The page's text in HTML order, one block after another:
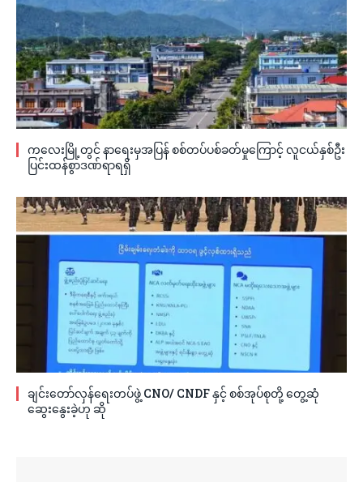
ကလေးမြို့တွင် နာရေးမှအပြန် စစ်တပ်ပစ်ခတ်မှုကြောင့် လူငယ်နှစ်ဦး
ပြင်းထန်စွာဒဏ်ရာရရှိ
ချင်းတော်လှန်ရေးတပ်ဖွဲ့ CNO/ CNDF နှင့် စစ်အုပ်စုတို့ တွေ့ဆုံ
ဆွေးနွေးခဲ့ဟု ဆို